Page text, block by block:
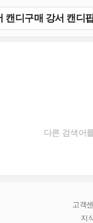
다른 검색어
고객
지